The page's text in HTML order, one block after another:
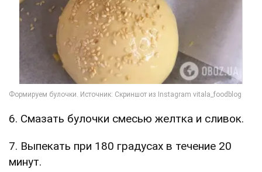
6. Смазать булочки смесью желтка и сливок.
7. Выпекать при 180 градусах в течение 20
минут.